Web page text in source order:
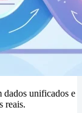
dados unificados e
reais.